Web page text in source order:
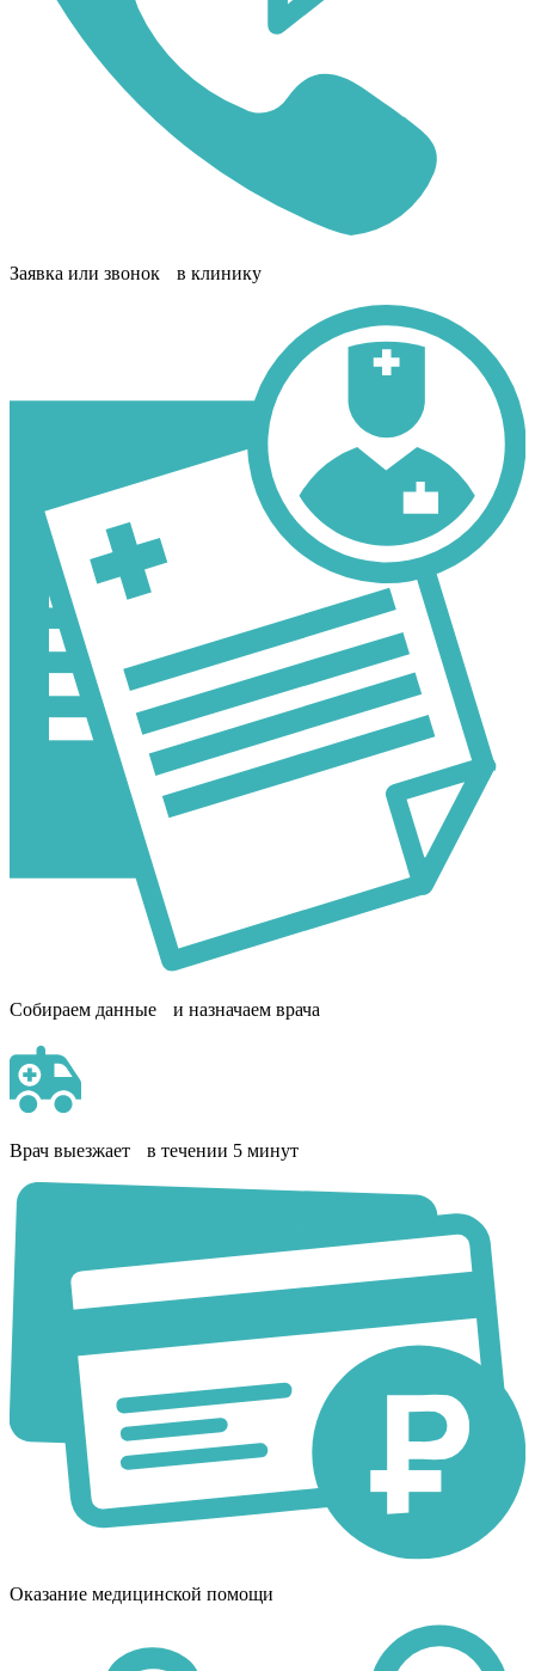
Заявка или звонок в клинику
Собираем данные и назначаем врача
Врач выезжает в течении 5 минут
Оказание медицинской помощи